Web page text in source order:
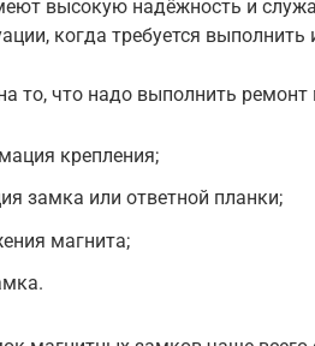
высокую надёжность и
когда требуется
то, что надо выполнить ремонт
крепления;
замка или ответной планки;
магнита;